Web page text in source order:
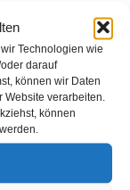
Technologien wie
darauf
können wir Daten
verarbeiten.
können
Suche
und
Suche
Liste
Nächste